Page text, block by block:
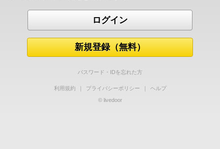
新規登録（無料）
パスワード・IDを忘れた方
利用規約 ｜ プライバシーポリシー ｜
ヘルプ
© livedoor